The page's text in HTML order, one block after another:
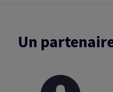
Un